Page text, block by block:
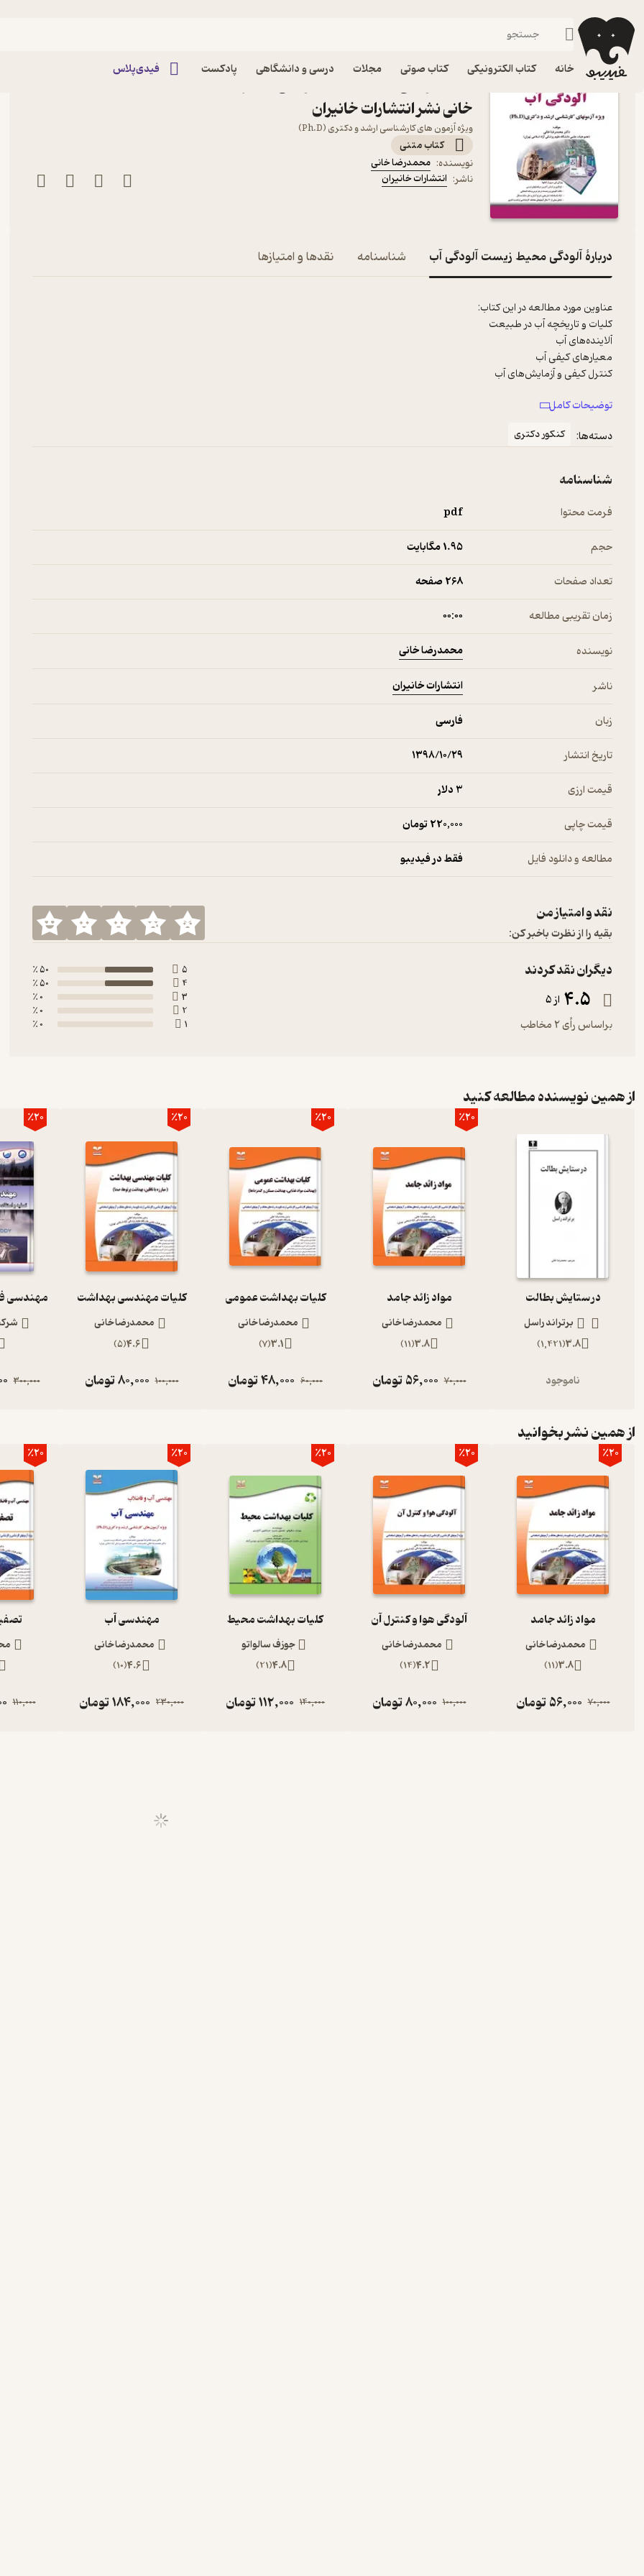
خانه کتاب الکترونیکی کتاب صوتی مجلات درسی و دانشگاهی پادکست فیدی‌پلاس
فیدیبو کتاب درسی، کتاب کمک درسی
خانی نشر انتشارات خانیران
ویژه آزمون های کارشناسی ارشد و دکتری (Ph.D)
کتاب متنی
نویسنده: محمدرضا خانی
ناشر: انتشارات خانیران
دربارۀ آلودگی محیط زیست آلودگی آب شناسنامه نقدها و امتیازها
اثرات آلودگی آب
توضیحات کامل
دسته‌ها:
کنکور دکتری
شناسنامه
فرمت محتوا pdf
حجم 1.۹۵ مگابایت
تعداد صفحات 268 صفحه
زمان تقریبی مطالعه ۰۰:۰۰
نویسنده محمدرضا خانی
ناشر انتشارات خانیران
زبان فارسی
تاریخ انتشار ۱۳۹۸/۱۰/۲۹
قیمت ارزی 3 دلار
قیمت چاپی 220,000 تومان
مطالعه و دانلود فایل فقط در فیدیبو
نقد و امتیاز من
بقیه را از نظرت باخبر کن:
دیگران نقد کردند
4.5 از 5
براساس رأی 2 مخاطب
5
50 ٪
4
50 ٪
3
0 ٪
2
0 ٪
1
0 ٪
از همین نویسنده مطالعه کنید
در ستایش بطالت
برتراند راسل
3.8
(
1,421
)
ناموجود
٪20
مواد زائد جامد
محمدرضا خانی
3.8
(
11
)
70,000
56,000تومان
٪20
کلیات بهداشت عمومی
محمدرضا خانی
3.1
(
7
)
60,000
48,000تومان
٪20
کلیات مهندسی بهداشت
محمدرضا خانی
4.6
(
5
)
100,000
80,000تومان
٪20
300,000
از همین نشر بخوانید
٪20
مواد زائد جامد
محمدرضا خانی
3.8
(
11
)
70,000
56,000تومان
٪20
آلودگی هوا و کنترل آن
محمدرضا خانی
4.2
(
14
)
100,000
80,000تومان
٪20
کلیات بهداشت محیط
جوزف سالواتو
4.8
(
21
)
140,000
112,000تومان
٪20
مهندسی آب
محمدرضا خانی
4.6
(
10
)
230,000
184,000تومان
٪20
110,000